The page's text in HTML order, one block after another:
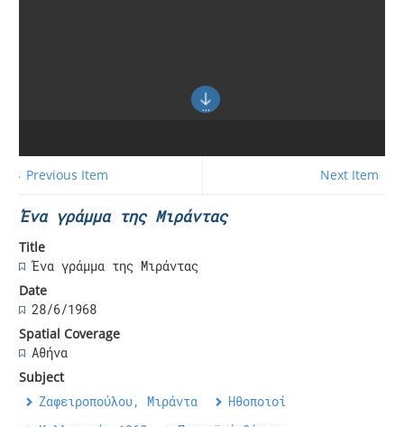
← Previous Item Next Item →
Ένα γράμμα της Μιράντας
Title
Ένα γράμμα της Μιράντας
Date
28/6/1968
Spatial Coverage
Αθήνα
Subject
Ζαφειροπούλου, Μιράντα
Ηθοποιοί